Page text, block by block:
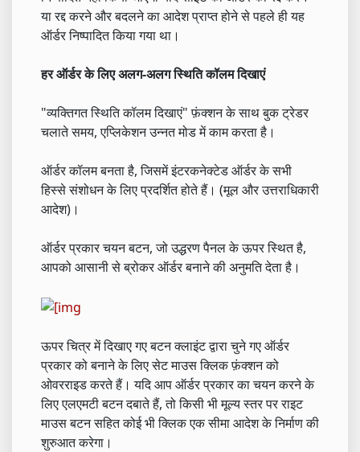
या रद्द करने और बदलने का आदेश प्राप्त होने से पहले ही यह
ऑर्डर निष्पादित किया गया था।
हर ऑर्डर के लिए अलग-अलग स्थिति कॉलम दिखाएं
"व्यक्तिगत स्थिति कॉलम दिखाएं" फ़ंक्शन के साथ बुक ट्रेडर
चलाते समय, एप्लिकेशन उन्नत मोड में काम करता है।
ऑर्डर कॉलम बनता है, जिसमें इंटरकनेक्टेड ऑर्डर के सभी
हिस्से संशोधन के लिए प्रदर्शित होते हैं। (मूल और उत्तराधिकारी
आदेश)।
ऑर्डर प्रकार चयन बटन, जो उद्धरण पैनल के ऊपर स्थित है,
आपको आसानी से ब्रोकर ऑर्डर बनाने की अनुमति देता है।
ऊपर चित्र में दिखाए गए बटन क्लाइंट द्वारा चुने गए ऑर्डर
प्रकार को बनाने के लिए सेट माउस क्लिक फ़ंक्शन को
ओवरराइड करते हैं। यदि आप ऑर्डर प्रकार का चयन करने के
लिए एलएमटी बटन दबाते हैं, तो किसी भी मूल्य स्तर पर राइट
माउस बटन सहित कोई भी क्लिक एक सीमा आदेश के निर्माण की
शुरुआत करेगा।